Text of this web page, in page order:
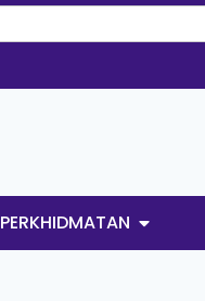
PERKHIDMATAN